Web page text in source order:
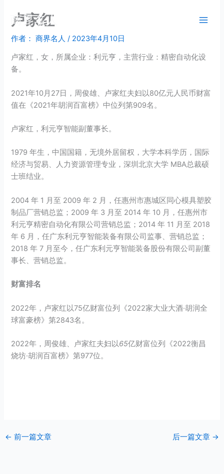
商界名人
卢家红
作者： 商界名人/ 2023年4月10日
卢家红，女，所属企业：利元亨，主营行业：精密自动化设
备。
2021年10月27日，周俊雄、卢家红夫妇以80亿元人民币财富
值在《2021年胡润百富榜》中位列第909名。
卢家红，利元亨智能副董事长。
1979 年生，中国国籍，无境外居留权，大学本科学历，国际
经济与贸易、人力资源管理专业，深圳北京大学 MBA总裁硕
士班结业。
2004 年 1 月至 2009 年 2 月，任惠州市惠城区同心模具塑胶
制品厂营销总监；2009 年 3 月至 2014 年 10 月，任惠州市
利元亨精密自动化有限公司营销总监；2014 年 11 月至 2018
年 6 月，任广东利元亨智能装备有限公司监事、营销总监；
2018 年 7 月至今，任广东利元亨智能装备股份有限公司副董
事长、营销总监。
财富排名
2022年，卢家红以75亿财富位列《2022家大业大酒·胡润全
球富豪榜》第2843名。
2022年，周俊雄、卢家红夫妇以65亿财富位列《2022衡昌
烧坊·胡润百富榜》第977位。
← 前一篇文章 后一篇文章 →